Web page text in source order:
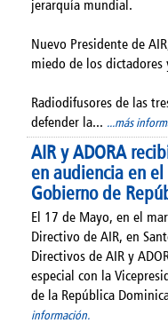
jerarquía mundial.
Nuevo Presidente de
miedo de los
Radiodifusores de las
defender la... ...más
AIR y ADORA
en audiencia en
Gobierno de
El 17 de Mayo, en el
Directivo de AIR, en
Directivos de AIR y
especial con la
de la República
información.